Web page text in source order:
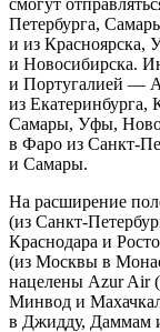
Петербурга,
и из Красноярска,
и Новосибирска.
и Португалией —
из Екатеринбурга,
Самары, Уфы,
в Фаро из Санкт-
и Самары.
На расширение
(из Санкт-
Краснодара и
(из Москвы в
нацелены Azur Air
Минвод и
в Джидду, Даммам